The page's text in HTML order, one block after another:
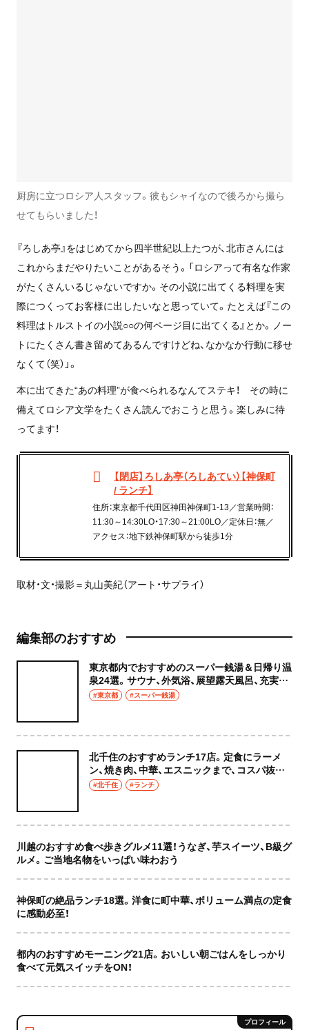
厨房に立つロシア人スタッフ。彼もシャイなので後ろから撮ら
せてもらいました！
『ろしあ亭』をはじめてから四半世紀以上たつが、北市さんには
これからまだやりたいことがあるそう。「ロシアって有名な作家
がたくさんいるじゃないですか。その小説に出てくる料理を実
際につくってお客様に出したいなと思っていて。たとえば『この
料理はトルストイの小説○○の何ページ目に出てくる』とか。ノー
トにたくさん書き留めてあるんですけどね、なかなか行動に移せ
なくて（笑）」。
本に出てきた“あの料理”が食べられるなんてステキ！ その時に
備えてロシア文学をたくさん読んでおこうと思う。楽しみに待
ってます！
【閉店】ろしあ亭（ろしあてい）【神保町
/ ランチ】
住所：東京都千代田区神田神保町1-13／営業時間：
11:30～14:30LO・17:30～21:00LO／定休日：無／
アクセス：地下鉄神保町駅から徒歩1分
取材・文・撮影＝丸山美紀（アート・サプライ）
編集部のおすすめ
東京都内でおすすめのスーパー銭湯＆日帰り温
泉24選。サウナ、外気浴、展望露天風呂、充実の
癒やし空間へ
#東京都 #スーパー銭湯
北千住のおすすめランチ17店。定食にラーメ
ン、焼き肉、中華、エスニックまで、コスパ抜群
な店もおしゃれな店も網羅してご紹介！
#北千住 #ランチ
川越のおすすめ食べ歩きグルメ11選！うなぎ、芋スイーツ、B級グ
ルメ。ご当地名物をいっぱい味わおう
神保町の絶品ランチ18選。洋食に町中華、ボリューム満点の定食
に感動必至！
都内のおすすめモーニング21店。おいしい朝ごはんをしっかり
食べて元気スイッチをON！